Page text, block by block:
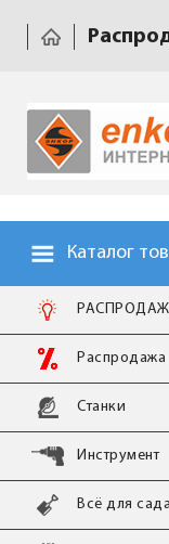
Каталог
Распродажа
Станки
Инструмент
Всё для сада